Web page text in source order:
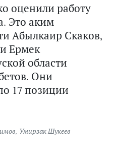
оценили работу
Это аким
Абылкаир Скаков,
Ермек
области
Они
17 позиции
, Умирзак Шукеев